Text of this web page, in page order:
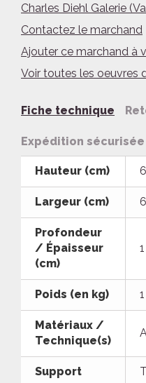
Charles Diehl Galerie
Contactez le marchand
Ajouter ce marchand à
Voir toutes les oeuvres
Fiche technique
Expédition sécurisée
Hauteur (cm)
Largeur (cm)
Profondeur
/ Épaisseur
(cm)
1
Poids (en kg) 1
Matériaux /
Technique(s)
Support